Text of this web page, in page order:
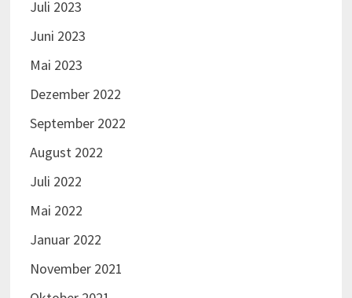
Juli 2023
Juni 2023
Mai 2023
Dezember 2022
September 2022
August 2022
Juli 2022
Mai 2022
Januar 2022
November 2021